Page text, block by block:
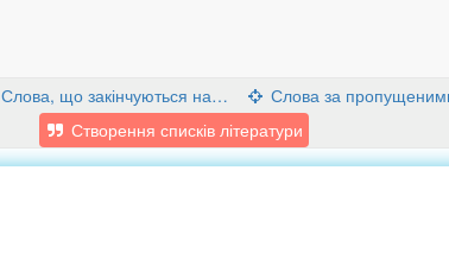
Слова, що закінчуються на…
Слова за
Створення списків літератури